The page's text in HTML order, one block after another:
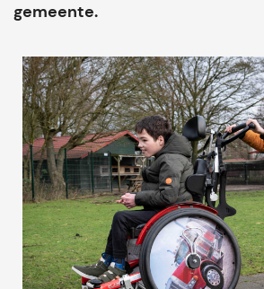
gemeente.